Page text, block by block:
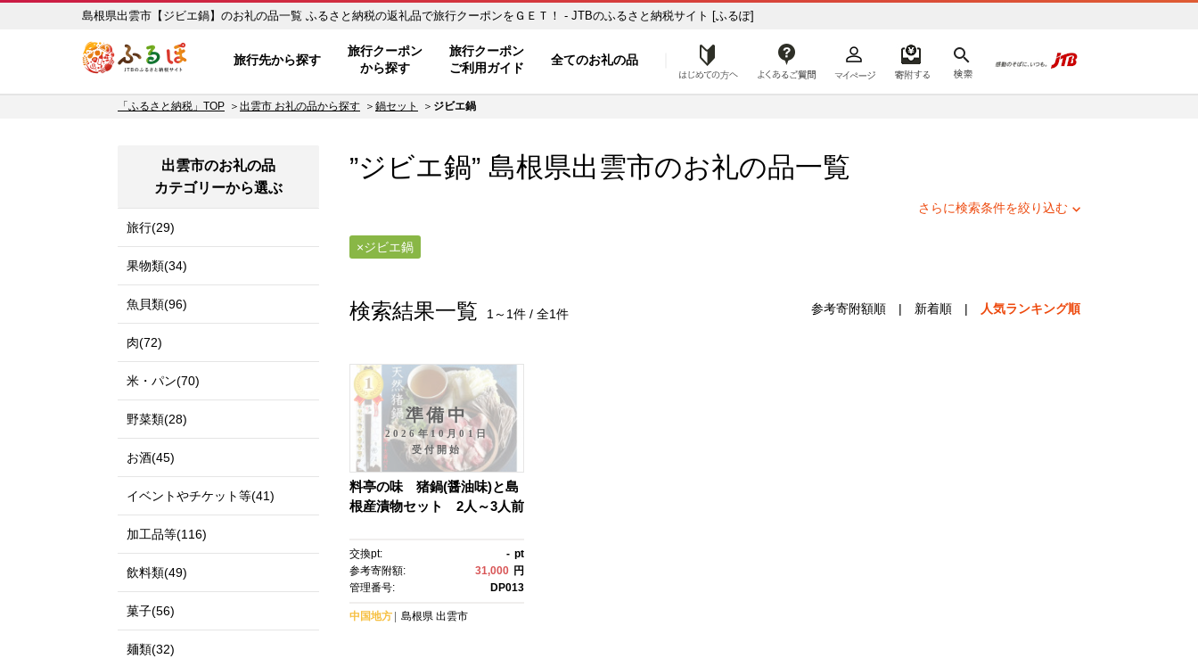
島根県出雲市【ジビエ鍋】のお礼の品一覧 ふるさと納税の返礼品で旅行クーポンをＧＥＴ！ - JTBのふるさと納税サイト [ふるぽ]
旅行先から探す
旅行クーポン
から探す
旅行クーポン
ご利用ガイド
全てのお礼の品 はじめての方へ
「ふるさと納税」TOP 出雲市 お礼の品から探す 鍋セット ジビエ鍋
”ジビエ鍋” 島根県出雲市のお礼の品一覧
さらに検索条件を絞り込む
ジビエ鍋
検索結果一覧 1～1件 / 全1件 参考寄附額順 | 新着順 | 人気ランキング順
準備中
2026年10月01日
受付開始
料亭の味 猪鍋(醤油味)と島
根産漬物セット 2人～3人前
交換pt: - pt
参考寄附額:
31,000 円
管理番号:
DP013
中国地方 島根県 出雲市
出雲市のお礼の品
カテゴリーから選ぶ
旅行(29)
果物類(34)
魚貝類(96)
肉(72)
米・パン(70)
野菜類(28)
お酒(45)
イベントやチケット等(41)
加工品等(116)
飲料類(49)
菓子(56)
麺類(32)